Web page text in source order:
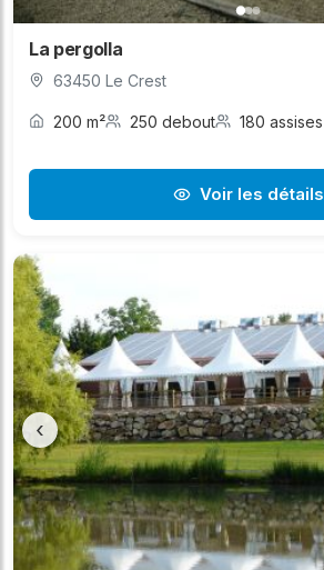
La pergolla
63450 Le Crest
200 m² 250 debout 180 assises
Voir les détails
‹